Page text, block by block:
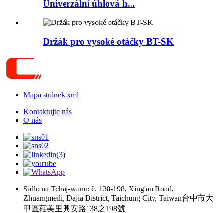
Univerzální úhlová h...
Držák pro vysoké otáčky BT-SK
Mapa stránek.xml
Kontaktujte nás
O nás
Sídlo na Tchaj-wanu: č. 138-198, Xing'an Road,
Zhuangmeili, Dajia District, Taichung City, Taiwan台中市大
甲區莊美里興安路138之198號